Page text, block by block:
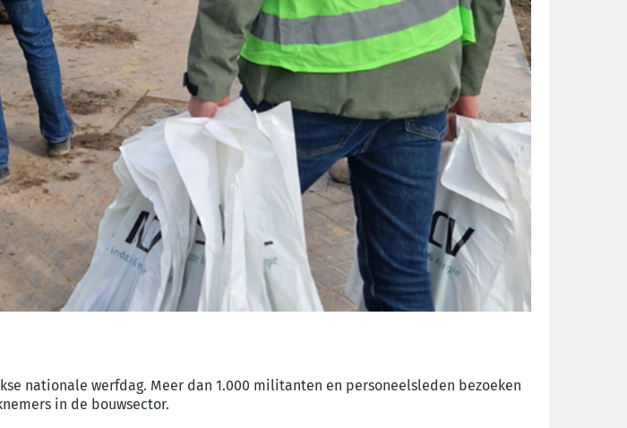
nationale werfdag. Meer dan 1.000 militanten en personeelsleden bezoeken
in de bouwsector.